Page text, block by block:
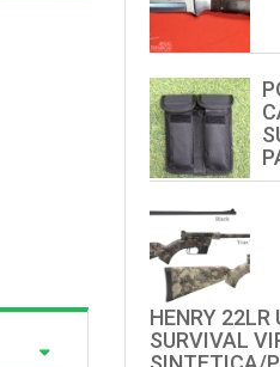
HENRY 22LR
SURVIVAL